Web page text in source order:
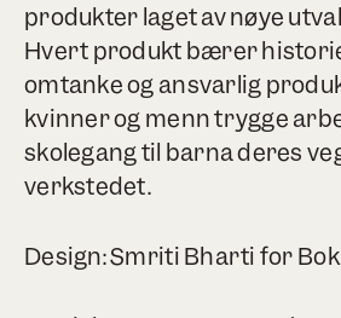
produkter laget av nøye
Hvert produkt bærer
omtanke og ansvarlig
kvinner og menn trygge
skolegang til barna deres
verkstedet.
Design: Smriti Bharti for